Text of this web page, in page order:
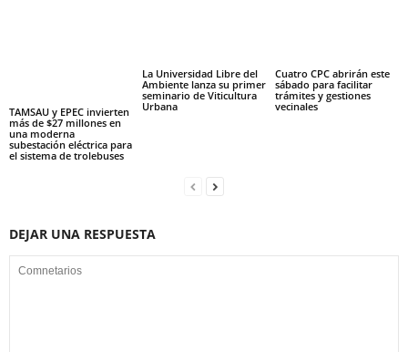
TAMSAU y EPEC invierten
más de $27 millones en
una moderna
subestación eléctrica para
el sistema de trolebuses
La Universidad Libre del
Ambiente lanza su primer
seminario de Viticultura
Urbana
Cuatro CPC abrirán este
sábado para facilitar
trámites y gestiones
vecinales
DEJAR UNA RESPUESTA